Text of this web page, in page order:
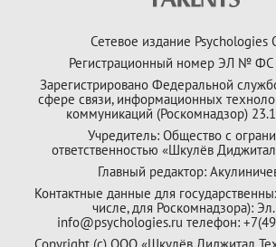
Сетевое издание Psychologies
Регистрационный номер ЭЛ № ФС
Зарегистрировано Федеральной
сфере связи, информационных
коммуникаций (Роскомнадзор)
Учредитель: Общество с
ответственностью «Шкулёв
Главный редактор:
Контактные данные для
числе, для Роскомнадзора):
info@psychologies.ru телефон: